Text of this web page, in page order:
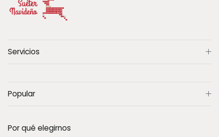
Servicios
Popular
Por qué elegirnos